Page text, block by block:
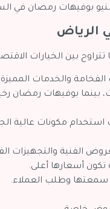
بوفيهات رمضان في
الرياض
بين الخيارات
والخدمات
بينما بوفيهات رمضان
مكونات عالية
الفنية والتجهيزات
تكون أسعارها أعلى.
سمعتها وطلب العملاء.